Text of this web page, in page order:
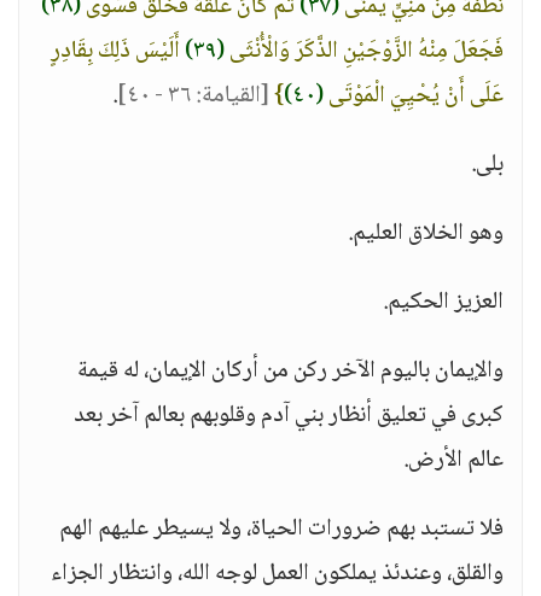
فَجَعَلَ مِنْهُ الزَّوْجَيْنِ الذَّكَرَ وَالْأُنْثَى(٣٩)
أَلَيْسَ ذَلِكَ بِقَادِرٍ
عَلَى أَنْ يُحْيِيَ الْمَوْتَى(٤٠) }[القيامة: ٣٦ - ٤٠]
.
بلى.
وهو الخلاق العليم.
العزيز الحكيم.
والإيمان باليوم الآخر ركن من أركان الإيمان، له قيمة
كبرى في تعليق أنظار بني آدم وقلوبهم بعالم آخر بعد
عالم الأرض.
فلا تستبد بهم ضرورات الحياة، ولا يسيطر عليهم الهم
والقلق، وعندئذ يملكون العمل لوجه الله، وانتظار الجزاء